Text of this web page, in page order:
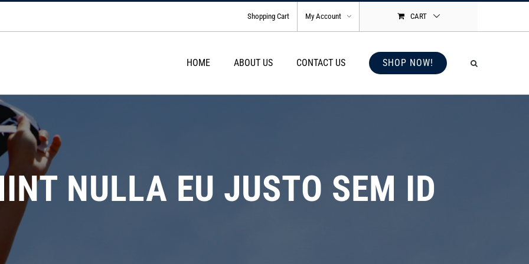
Shopping Cart My Account CART
HOME ABOUT US CONTACT US SHOP NOW!
NULLA EU JUSTO SEM ID